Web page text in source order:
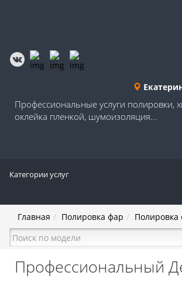
Профессиональные услуги полировки,
оклейка пленкой, шумоизоляция...
Категории услуг
Главная Полировка фар Полировка
Профессиональный